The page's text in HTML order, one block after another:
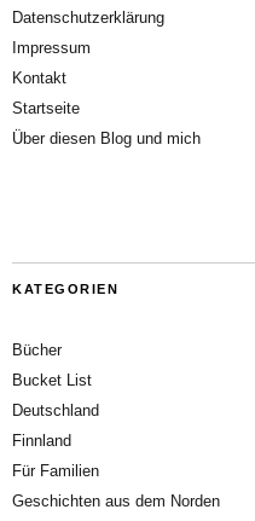
Datenschutzerklärung
Impressum
Kontakt
Startseite
Über diesen Blog und mich
KATEGORIEN
Bücher
Bucket List
Deutschland
Finnland
Für Familien
Geschichten aus dem Norden